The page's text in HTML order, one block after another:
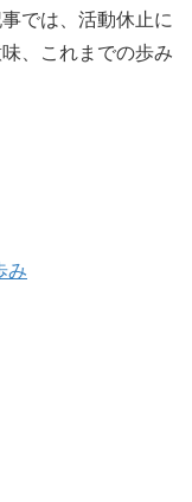
では、活動休止に
、これまでの歩み
み